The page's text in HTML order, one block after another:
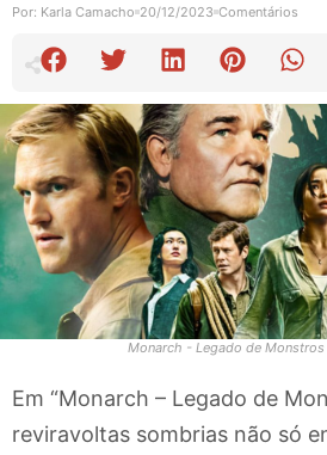
Por: Karla Camacho 20/12/2023 Comentários
Monarch - Legado de
Em “Monarch – Legado de
reviravoltas sombrias não só